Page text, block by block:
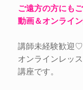
ご遠方の方にも
動画＆オンライ
講師未経験歓迎
オンラインレッ
講座です。